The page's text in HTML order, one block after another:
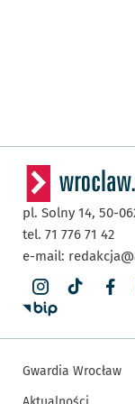
pl. Solny 14, 50-
tel. 71 776 71 42
e-mail:
Gwardia Wrocław